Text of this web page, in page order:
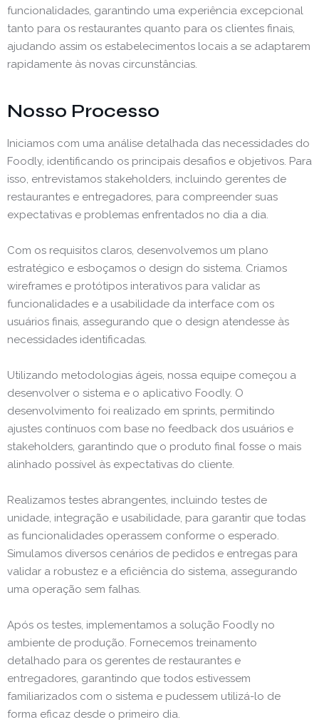
funcionalidades, garantindo uma experiência excepcional
tanto para os restaurantes quanto para os clientes finais,
ajudando assim os estabelecimentos locais a se adaptarem
rapidamente às novas circunstâncias.
Nosso Processo
Iniciamos com uma análise detalhada das necessidades do
Foodly, identificando os principais desafios e objetivos. Para
isso, entrevistamos stakeholders, incluindo gerentes de
restaurantes e entregadores, para compreender suas
expectativas e problemas enfrentados no dia a dia.
Com os requisitos claros, desenvolvemos um plano
estratégico e esboçamos o design do sistema. Criamos
wireframes e protótipos interativos para validar as
funcionalidades e a usabilidade da interface com os
usuários finais, assegurando que o design atendesse às
necessidades identificadas.
Utilizando metodologias ágeis, nossa equipe começou a
desenvolver o sistema e o aplicativo Foodly. O
desenvolvimento foi realizado em sprints, permitindo
ajustes contínuos com base no feedback dos usuários e
stakeholders, garantindo que o produto final fosse o mais
alinhado possível às expectativas do cliente.
Realizamos testes abrangentes, incluindo testes de
unidade, integração e usabilidade, para garantir que todas
as funcionalidades operassem conforme o esperado.
Simulamos diversos cenários de pedidos e entregas para
validar a robustez e a eficiência do sistema, assegurando
uma operação sem falhas.
Após os testes, implementamos a solução Foodly no
ambiente de produção. Fornecemos treinamento
detalhado para os gerentes de restaurantes e
entregadores, garantindo que todos estivessem
familiarizados com o sistema e pudessem utilizá-lo de
forma eficaz desde o primeiro dia.